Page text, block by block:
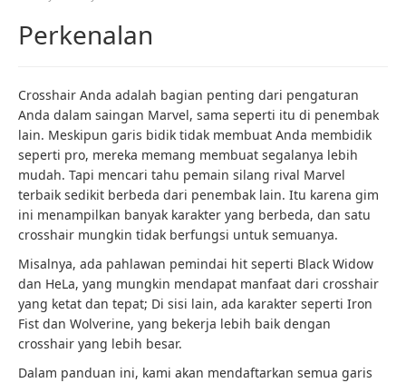
Perkenalan
Crosshair Anda adalah bagian penting dari pengaturan
Anda dalam saingan Marvel, sama seperti itu di penembak
lain. Meskipun garis bidik tidak membuat Anda membidik
seperti pro, mereka memang membuat segalanya lebih
mudah. Tapi mencari tahu pemain silang rival Marvel
terbaik sedikit berbeda dari penembak lain. Itu karena gim
ini menampilkan banyak karakter yang berbeda, dan satu
crosshair mungkin tidak berfungsi untuk semuanya.
Misalnya, ada pahlawan pemindai hit seperti Black Widow
dan HeLa, yang mungkin mendapat manfaat dari crosshair
yang ketat dan tepat; Di sisi lain, ada karakter seperti Iron
Fist dan Wolverine, yang bekerja lebih baik dengan
crosshair yang lebih besar.
Dalam panduan ini, kami akan mendaftarkan semua garis